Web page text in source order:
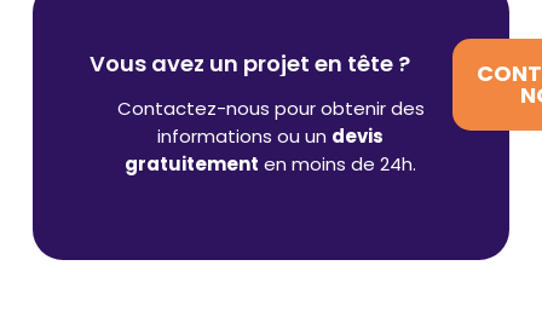
Vous avez un projet en tête ?
Contactez-nous pour obtenir des
informations ou un devis
gratuitement en moins de 24h.